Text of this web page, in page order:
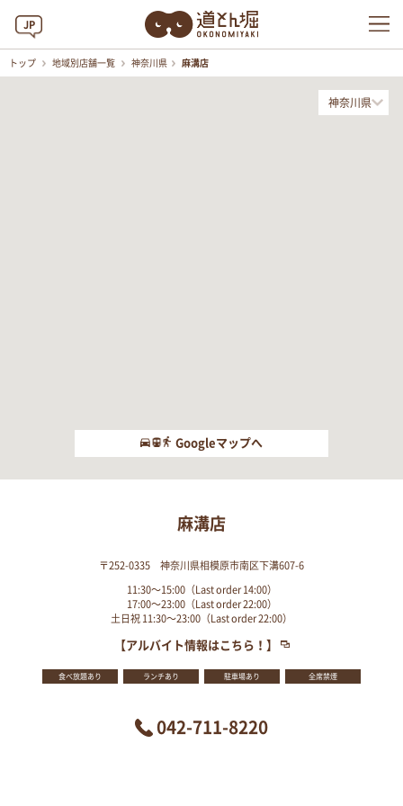
JP
トップ 地域別店舗一覧 神奈川県 麻溝店
神奈川県
Googleマップへ
麻溝店
〒252-0335 神奈川県相模原市南区下溝607-6
11:30～15:00（Last order 14:00）
17:00～23:00（Last order 22:00）
土日祝 11:30～23:00（Last order 22:00）
【アルバイト情報はこちら！】
食べ放題あり ランチあり 駐車場あり 全席禁煙
042-711-8220